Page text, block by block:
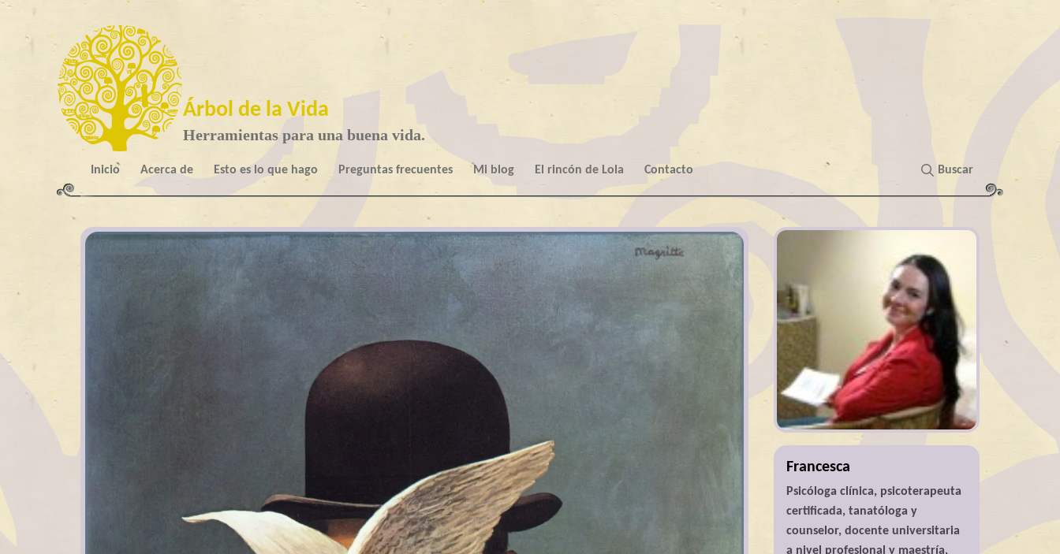
Árbol de la Vida
Herramientas para una buena vida.
Inicio Acerca de Esto es lo que hago Preguntas frecuentes Mi blog El rincón de Lola Contacto Buscar
Francesca
Psicóloga clínica, psicoterapeuta
certificada, tanatóloga y
counselor, docente universitaria
a nivel profesional y maestría,